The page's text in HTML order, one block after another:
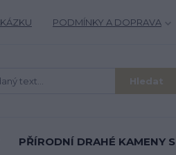
PODMÍNKY A DOPRAVA
Hledat
PŘÍRODNÍ DRAHÉ KAMENY